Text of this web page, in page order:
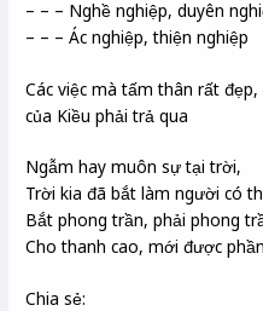
– – – Nghề nghiệp, duyên
– – – Ác nghiệp, thiện nghiệp
Các việc mà tấm thân rất
của Kiều phải trả qua
Ngẫm hay muôn sự tại trời,
Trời kia đã bắt làm người có
Bắt phong trần, phải phong
Cho thanh cao, mới được
Chia sẻ: